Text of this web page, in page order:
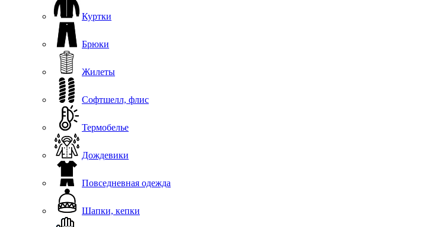
Куртки
Брюки
Жилеты
Софтшелл, флис
Термобелье
Дождевики
Повседневная одежда
Шапки, кепки